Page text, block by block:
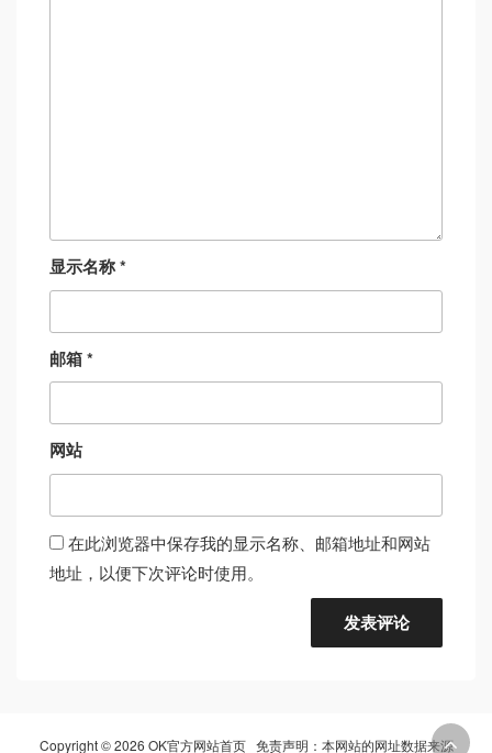
显示名称*
邮箱*
网站
在此浏览器中保存我的显示名称、邮箱地址和网站
地址，以便下次评论时使用。
Copyright © 2026 OK官方网站首页 免责声明：本网站的网址数据来源